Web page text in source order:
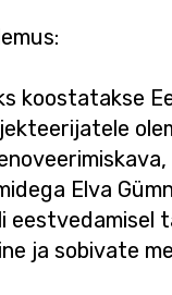
koostatakse
Elva
eestvedamisel
ja sobivate